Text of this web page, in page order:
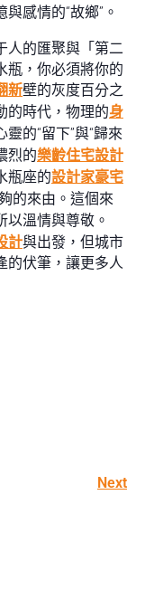
感情的“故鄉”。
人的匯聚與「第二
瓶，你必須將你的
新壁的灰度百分之
的時代，物理的身
的“留下”與“歸來
烈的樂齡住宅設計
瓶座的設計家豪宅
的來由。這個來
以溫情與尊敬。
計與出發，但城市
的伏筆，讓更多人
Next